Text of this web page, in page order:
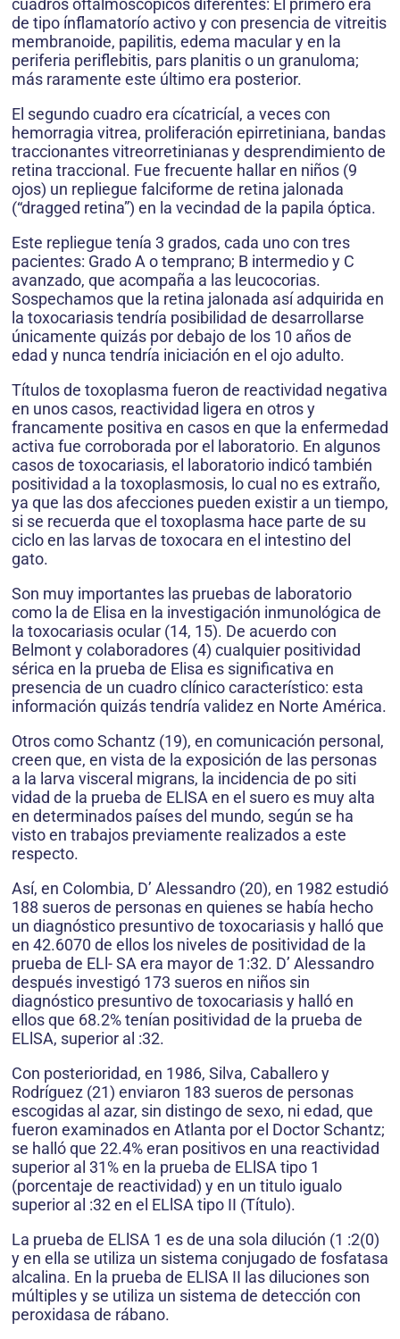
cuadros oftalmoscópicos diferentes: El primero era
de tipo ínflamatorío activo y con presencia de vitreitis
membranoide, papilitis, edema macular y en la
periferia periflebitis, pars planitis o un granuloma;
más raramente este último era posterior.
El segundo cuadro era cícatricíal, a veces con
hemorragia vitrea, proliferación epirretiniana, bandas
traccionantes vitreorretinianas y desprendimiento de
retina traccional. Fue frecuente hallar en niños (9
ojos) un repliegue falciforme de retina jalonada
(“dragged retina”) en la vecindad de la papila óptica.
Este repliegue tenía 3 grados, cada uno con tres
pacientes: Grado A o temprano; B intermedio y C
avanzado, que acompaña a las leucocorias.
Sospechamos que la retina jalonada así adquirida en
la toxocariasis tendría posibilidad de desarrollarse
únicamente quizás por debajo de los 10 años de
edad y nunca tendría iniciación en el ojo adulto.
Títulos de toxoplasma fueron de reactividad negativa
en unos casos, reactividad ligera en otros y
francamente positiva en casos en que la enfermedad
activa fue corroborada por el laboratorio. En algunos
casos de toxocariasis, el laboratorio indicó también
positividad a la toxoplasmosis, lo cual no es extraño,
ya que las dos afecciones pueden existir a un tiempo,
si se recuerda que el toxoplasma hace parte de su
ciclo en las larvas de toxocara en el intestino del
gato.
Son muy importantes las pruebas de laboratorio
como la de Elisa en la investigación inmunológica de
la toxocariasis ocular (14, 15). De acuerdo con
Belmont y colaboradores (4) cualquier positividad
sérica en la prueba de Elisa es significativa en
presencia de un cuadro clínico característico: esta
información quizás tendría validez en Norte América.
Otros como Schantz (19), en comunicación personal,
creen que, en vista de la exposición de las personas
a la larva visceral migrans, la incidencia de po siti
vidad de la prueba de ELlSA en el suero es muy alta
en determinados países del mundo, según se ha
visto en trabajos previamente realizados a este
respecto.
Así, en Colombia, D’ Alessandro (20), en 1982 estudió
188 sueros de personas en quienes se había hecho
un diagnóstico presuntivo de toxocariasis y halló que
en 42.6070 de ellos los niveles de positividad de la
prueba de ELl- SA era mayor de 1:32. D’ Alessandro
después investigó 173 sueros en niños sin
diagnóstico presuntivo de toxocariasis y halló en
ellos que 68.2% tenían positividad de la prueba de
ELlSA, superior al :32.
Con posterioridad, en 1986, Silva, Caballero y
Rodríguez (21) enviaron 183 sueros de personas
escogidas al azar, sin distingo de sexo, ni edad, que
fueron examinados en Atlanta por el Doctor Schantz;
se halló que 22.4% eran positivos en una reactividad
superior al 31% en la prueba de ELlSA tipo 1
(porcentaje de reactividad) y en un titulo igualo
superior al :32 en el ELlSA tipo II (Título).
La prueba de ELlSA 1 es de una sola dilución (1 :2(0)
y en ella se utiliza un sistema conjugado de fosfatasa
alcalina. En la prueba de ELlSA II las diluciones son
múltiples y se utiliza un sistema de detección con
peroxidasa de rábano.